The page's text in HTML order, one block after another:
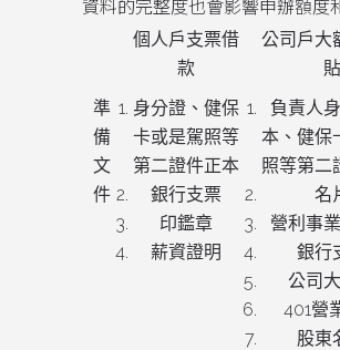
資料的完整度也會影響申辦額度
個人戶支票借
款
公司戶大
貼
準
備
文
件
身分證、健保
卡或是駕照等
第二證件正本
銀行支票
印鑑章
薪資證明
負責人
本、健保
照等第二
名
營利事
銀行
公司
401營
股東